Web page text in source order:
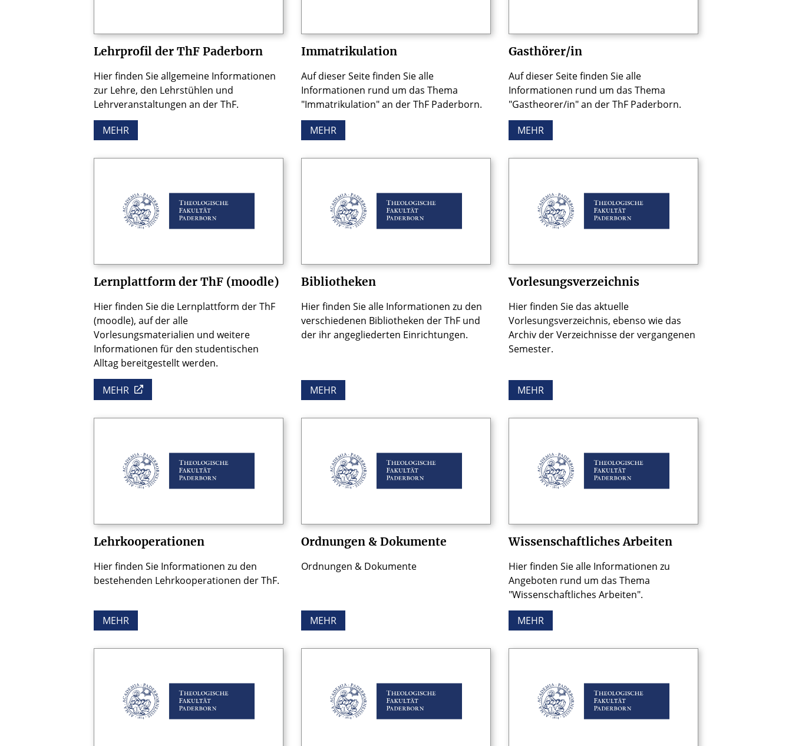
Lehrprofil der ThF Paderborn
Hier finden Sie allgemeine Informationen
zur Lehre, den Lehrstühlen und
Lehrveranstaltungen an der ThF.
MEHR
Immatrikulation
Auf dieser Seite finden Sie alle
Informationen rund um das Thema
"Immatrikulation" an der ThF Paderborn.
MEHR
Gasthörer/in
Auf dieser Seite finden Sie alle
Informationen rund um das Thema
"Gastheorer/in" an der ThF Paderborn.
MEHR
Lernplattform der ThF (moodle)
Hier finden Sie die Lernplattform der ThF
(moodle), auf der alle
Vorlesungsmaterialien und weitere
Informationen für den studentischen
Alltag bereitgestellt werden.
MEHR
Bibliotheken
Hier finden Sie alle Informationen zu den
verschiedenen Bibliotheken der ThF und
der ihr angegliederten Einrichtungen.
MEHR
Vorlesungsverzeichnis
Hier finden Sie das aktuelle
Vorlesungsverzeichnis, ebenso wie das
Archiv der Verzeichnisse der vergangenen
Semester.
MEHR
Lehrkooperationen
Hier finden Sie Informationen zu den
bestehenden Lehrkooperationen der ThF.
MEHR
Ordnungen & Dokumente
Ordnungen & Dokumente
MEHR
Wissenschaftliches Arbeiten
Hier finden Sie alle Informationen zu
Angeboten rund um das Thema
"Wissenschaftliches Arbeiten".
MEHR